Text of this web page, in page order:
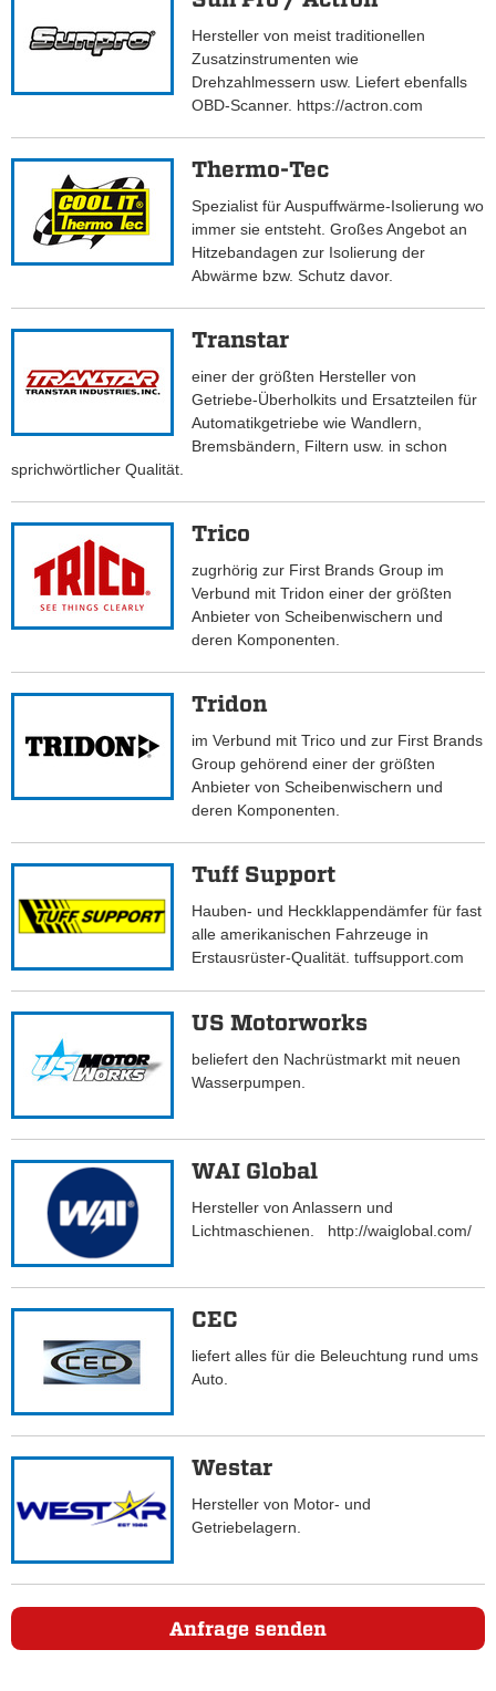
Hersteller von meist traditionellen
Zusatzinstrumenten wie
Drehzahlmessern usw. Liefert ebenfalls
OBD-Scanner. https://actron.com
Thermo-Tec
Spezialist für Auspuffwärme-Isolierung wo
immer sie entsteht. Großes Angebot an
Hitzebandagen zur Isolierung der
Abwärme bzw. Schutz davor.
Transtar
einer der größten Hersteller von
Getriebe-Überholkits und Ersatzteilen für
Automatikgetriebe wie Wandlern,
Bremsbändern, Filtern usw. in schon
sprichwörtlicher Qualität.
Trico
zugrhörig zur First Brands Group im
Verbund mit Tridon einer der größten
Anbieter von Scheibenwischern und
deren Komponenten.
Tridon
im Verbund mit Trico und zur First Brands
Group gehörend einer der größten
Anbieter von Scheibenwischern und
deren Komponenten.
Tuff Support
Hauben- und Heckklappendämfer für fast
alle amerikanischen Fahrzeuge in
Erstausrüster-Qualität. tuffsupport.com
US Motorworks
beliefert den Nachrüstmarkt mit neuen
Wasserpumpen.
WAI Global
Hersteller von Anlassern und
Lichtmaschienen. http://waiglobal.com/
CEC
liefert alles für die Beleuchtung rund ums
Auto.
Westar
Hersteller von Motor- und
Getriebelagern.
Anfrage senden